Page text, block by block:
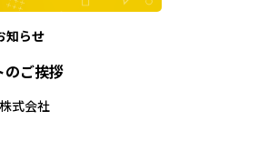
知らせ
のご挨拶
式会社